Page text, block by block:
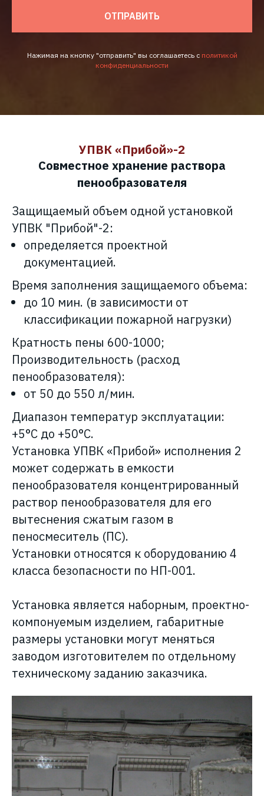
ОТПРАВИТЬ
Нажимая на кнопку "отправить" вы соглашаетесь с политикой
конфиденциальности
УПВК «Прибой»-2
Совместное хранение раствора
пенообразователя
Защищаемый объем одной установкой
УПВК "Прибой"-2:
определяется проектной
документацией.
Время заполнения защищаемого объема:
до 10 мин. (в зависимости от
классификации пожарной нагрузки)
Кратность пены 600-1000;
Производительность (расход
пенообразователя):
от 50 до 550 л/мин.
Диапазон температур эксплуатации:
+5°С до +50°С.
Установка УПВК «Прибой» исполнения 2
может содержать в емкости
пенообразователя концентрированный
раствор пенообразователя для его
вытеснения сжатым газом в
пеносмеситель (ПС).
Установки относятся к оборудованию 4
класса безопасности по НП-001.
Установка является наборным, проектно-
компонуемым изделием, габаритные
размеры установки могут меняться
заводом изготовителем по отдельному
техническому заданию заказчика.